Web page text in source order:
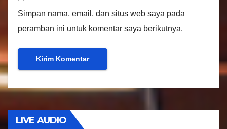
Simpan nama, email, dan situs web saya pada
peramban ini untuk komentar saya berikutnya.
LIVE AUDIO